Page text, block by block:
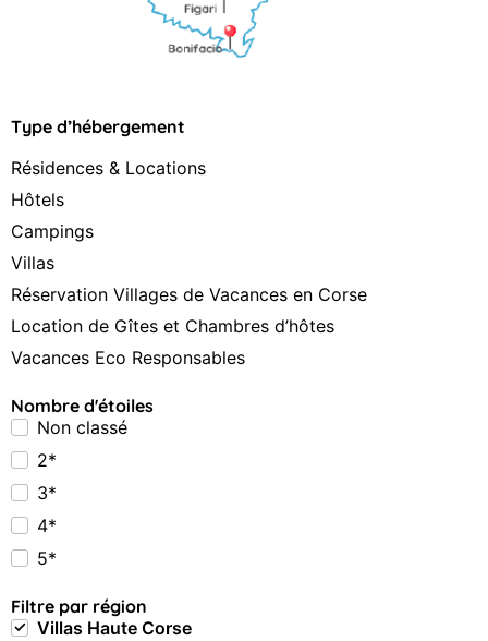
Type d’hébergement
Résidences & Locations
Hôtels
Campings
Villas
Réservation Villages de Vacances en Corse
Location de Gîtes et Chambres d’hôtes
Vacances Eco Responsables
Nombre d'étoiles
Non classé
2*
3*
4*
5*
Filtre par région
Villas Haute Corse